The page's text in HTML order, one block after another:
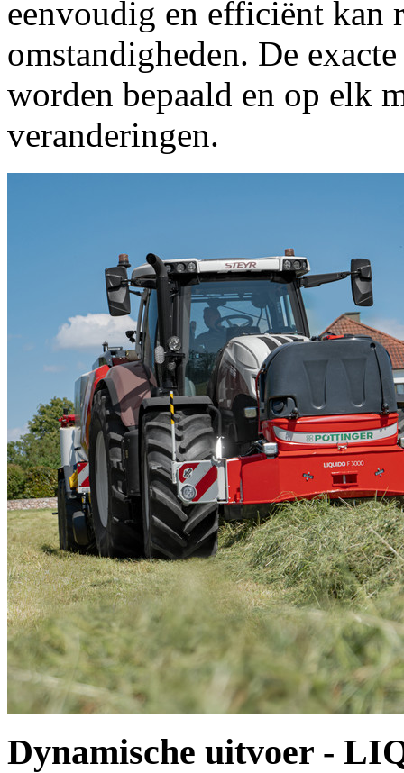
eenvoudig en efficiënt kan
omstandigheden. De
worden bepaald en op elk
veranderingen.
Dynamische uitvoer -